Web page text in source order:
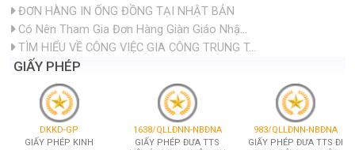
ĐƠN HÀNG IN ỐNG ĐỒNG TẠI NHẬT BẢN
Có Nên Tham Gia Đơn Hàng Giàn Giáo Nhậ...
TÌM HIỂU VỀ CÔNG VIỆC GIA CÔNG TRUNG T...
GIẤY PHÉP
DKKD-GP
GIẤY PHÉP KINH
1638/QLLĐNN-NBĐNA
GIẤY PHÉP ĐƯA TTS
983/QLLĐNN-NBĐNA
GIẤY PHÉP ĐƯA TTS ĐI